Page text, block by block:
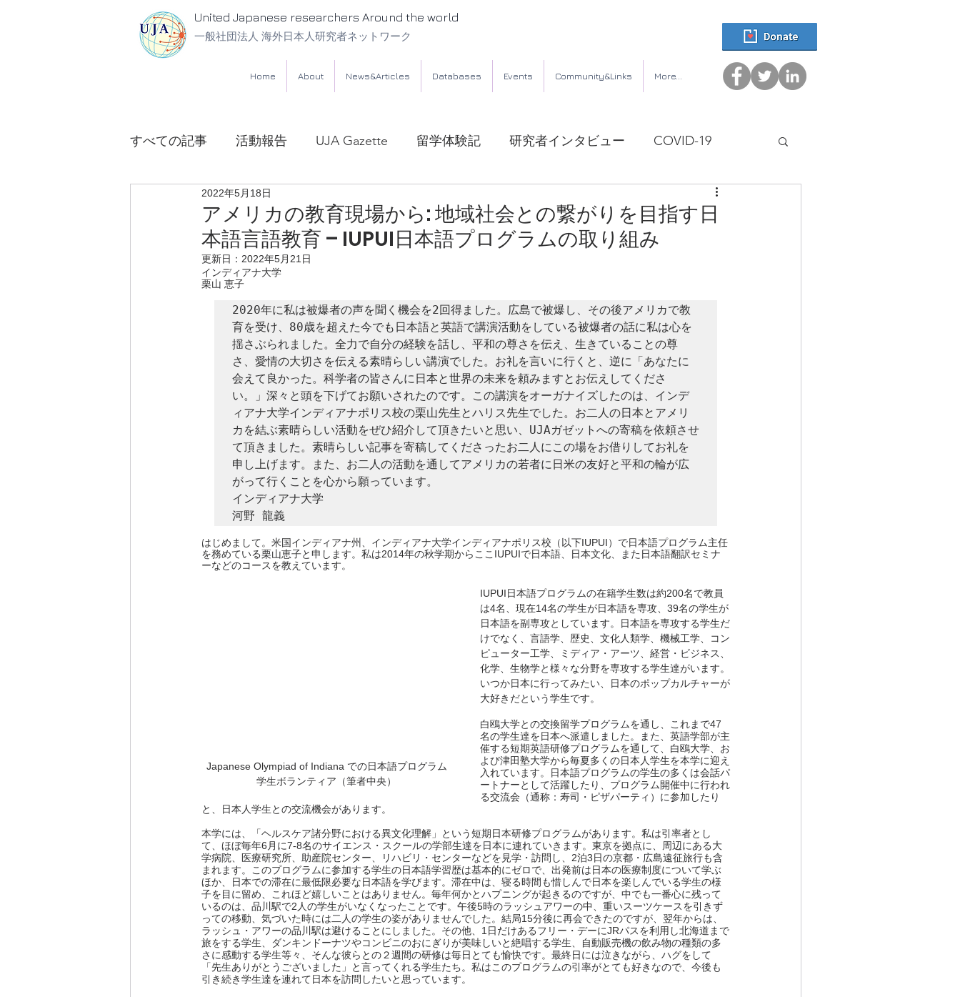
United Japanese researchers Around the world
一般社団法人 海外日本人研究者ネットワーク
Home About News&Articles Databases Events Community&Links More...
すべての記事 活動報告 UJA Gazette 留学体験記 研究者インタビュー COVID-19
UJA法律相談所
アメリカの教育現場から: 地域社会との繋がりを目指す日
本語言語教育 – IUPUI日本語プログラムの取り組み
2022年5月18日
更新日： 2022年5月21日
インディアナ大学
栗山 恵子
2020年に私は被爆者の声を聞く機会を2回得ました。広島で被爆し、その後アメリカで教
育を受け、80歳を超えた今でも日本語と英語で講演活動をしている被爆者の話に私は心を
揺さぶられました。全力で自分の経験を話し、平和の尊さを伝え、生きていることの尊
さ、愛情の大切さを伝える素晴らしい講演でした。お礼を言いに行くと、逆に「あなたに
会えて良かった。科学者の皆さんに日本と世界の未来を頼みますとお伝えしてくださ
い。」深々と頭を下げてお願いされたのです。この講演をオーガナイズしたのは、インデ
ィアナ大学インディアナポリス校の栗山先生とハリス先生でした。お二人の日本とアメリ
カを結ぶ素晴らしい活動をぜひ紹介して頂きたいと思い、UJAガゼットへの寄稿を依頼させ
て頂きました。素晴らしい記事を寄稿してくださったお二人にこの場をお借りしてお礼を
申し上げます。また、お二人の活動を通してアメリカの若者に日米の友好と平和の輪が広
がって行くことを心から願っています。
インディアナ大学
河野 龍義
はじめまして。米国インディアナ州、インディアナ大学インディアナポリス校（以下IUPUI）で日本語プログラム主任
を務めている栗山恵子と申します。私は2014年の秋学期からここIUPUIで日本語、日本文化、また日本語翻訳セミナ
ーなどのコースを教えています。
Japanese Olympiad of Indiana での日本語プログラム
学生ボランティア（筆者中央）
IUPUI日本語プログラムの在籍学生数は約200名で教員
は4名、現在14名の学生が日本語を専攻、39名の学生が
日本語を副専攻としています。日本語を専攻する学生だ
けでなく、言語学、歴史、文化人類学、機械工学、コン
ピューター工学、ミディア・アーツ、経営・ビジネス、
化学、生物学と様々な分野を専攻する学生達がいます。
いつか日本に行ってみたい、日本のポップカルチャーが
大好きだという学生です。
白鴎大学との交換留学プログラムを通し、これまで47
名の学生達を日本へ派遣しました。また、英語学部が主
催する短期英語研修プログラムを通して、白鴎大学、お
よび津田塾大学から毎夏多くの日本人学生を本学に迎え
入れています。日本語プログラムの学生の多くは会話パ
ートナーとして活躍したり、プログラム開催中に行われ
る交流会（通称：寿司・ピザパーティ）に参加したり
と、日本人学生との交流機会があります。
本学には、「ヘルスケア諸分野における異文化理解」という短期日本研修プログラムがあります。私は引率者とし
て、ほぼ毎年6月に7-8名のサイエンス・スクールの学部生達を日本に連れていきます。東京を拠点に、周辺にある大
学病院、医療研究所、助産院センター、リハビリ・センターなどを見学・訪問し、2泊3日の京都・広島遠征旅行も含
まれます。このプログラムに参加する学生の日本語学習歴は基本的にゼロで、出発前は日本の医療制度について学ぶ
ほか、日本での滞在に最低限必要な日本語を学びます。滞在中は、寝る時間も惜しんで日本を楽しんでいる学生の様
子を目に留め、これほど嬉しいことはありません。毎年何かとハプニングが起きるのですが、中でも一番心に残って
いるのは、品川駅で2人の学生がいなくなったことです。午後5時のラッシュアワーの中、重いスーツケースを引きず
っての移動、気づいた時には二人の学生の姿がありませんでした。結局15分後に再会できたのですが、翌年からは、
ラッシュ・アワーの品川駅は避けることにしました。その他、1日だけあるフリー・デーにJRパスを利用し北海道まで
旅をする学生、ダンキンドーナツやコンビニのおにぎりが美味しいと絶唱する学生、自動販売機の飲み物の種類の多
さに感動する学生等々、そんな彼らとの２週間の研修は毎日とても愉快です。最終日には泣きながら、ハグをして
「先生ありがとうございました」と言ってくれる学生たち。私はこのプログラムの引率がとても好きなので、今後も
引き続き学生達を連れて日本を訪問したいと思っています。